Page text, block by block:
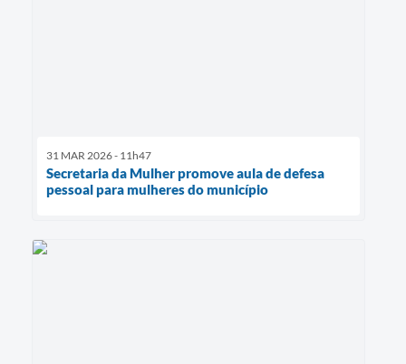
31 MAR 2026 - 11h47
Secretaria da Mulher promove aula de defesa
pessoal para mulheres do município